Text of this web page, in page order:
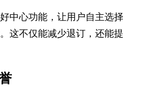
中心功能，让用户自主选择
这不仅能减少退订，还能提